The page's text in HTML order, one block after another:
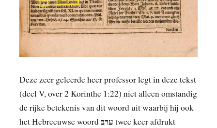
Deze zeer geleerde heer professor legt in deze tekst
(deel V, over 2 Korinthe 1:22) niet alleen omstandig
de rijke betekenis van dit woord uit waarbij hij ook
het Hebreeuwse woordערב twee keer afdrukt